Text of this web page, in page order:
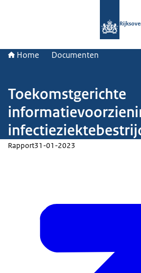
Home Documenten
Toekomstgerichte
Rapport31-01-2023